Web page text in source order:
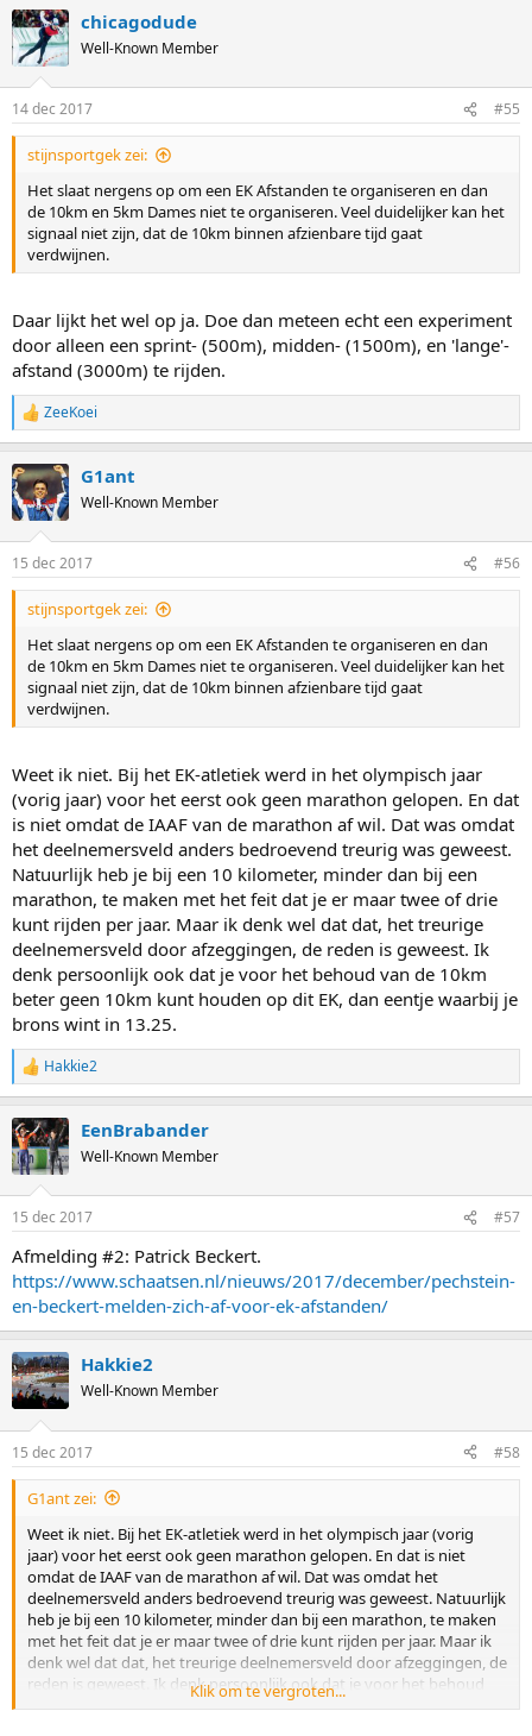
c
t
i
s
:
chicagodude
Well-Known Member
14 dec 2017 #55
stijnsportgek zei:
Het slaat nergens op om een EK Afstanden te organiseren en dan
de 10km en 5km Dames niet te organiseren. Veel duidelijker kan het
signaal niet zijn, dat de 10km binnen afzienbare tijd gaat
verdwijnen.
Daar lijkt het wel op ja. Doe dan meteen echt een experiment
door alleen een sprint- (500m), midden- (1500m), en 'lange'-
afstand (3000m) te rijden.
R
e
c
t
i
s
:
ZeeKoei
G1ant
Well-Known Member
15 dec 2017 #56
stijnsportgek zei:
Het slaat nergens op om een EK Afstanden te organiseren en dan
de 10km en 5km Dames niet te organiseren. Veel duidelijker kan het
signaal niet zijn, dat de 10km binnen afzienbare tijd gaat
verdwijnen.
Weet ik niet. Bij het EK-atletiek werd in het olympisch jaar
(vorig jaar) voor het eerst ook geen marathon gelopen. En dat
is niet omdat de IAAF van de marathon af wil. Dat was omdat
het deelnemersveld anders bedroevend treurig was geweest.
Natuurlijk heb je bij een 10 kilometer, minder dan bij een
marathon, te maken met het feit dat je er maar twee of drie
kunt rijden per jaar. Maar ik denk wel dat dat, het treurige
deelnemersveld door afzeggingen, de reden is geweest. Ik
denk persoonlijk ook dat je voor het behoud van de 10km
beter geen 10km kunt houden op dit EK, dan eentje waarbij je
brons wint in 13.25.
R
e
c
t
i
s
Hakkie2
EenBrabander
Well-Known Member
15 dec 2017 #57
Afmelding #2: Patrick Beckert.
https://www.schaatsen.nl/nieuws/2017/december/pechstein-
en-beckert-melden-zich-af-voor-ek-afstanden/
Hakkie2
Well-Known Member
15 dec 2017 #58
G1ant zei:
Weet ik niet. Bij het EK-atletiek werd in het olympisch jaar (vorig
jaar) voor het eerst ook geen marathon gelopen. En dat is niet
omdat de IAAF van de marathon af wil. Dat was omdat het
deelnemersveld anders bedroevend treurig was geweest. Natuurlijk
heb je bij een 10 kilometer, minder dan bij een marathon, te maken
met het feit dat je er maar twee of drie kunt rijden per jaar. Maar ik
denk wel dat dat, het treurige deelnemersveld door afzeggingen, de
reden is geweest. Ik denk persoonlijk ook dat je voor het behoud
van de 10km beter geen 10km kunt houden op dit EK, dan eentje
Klik om te vergroten...